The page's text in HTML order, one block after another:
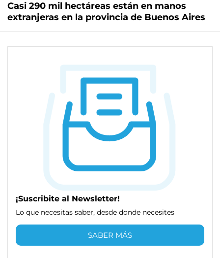
Casi 290 mil hectáreas están en manos
extranjeras en la provincia de Buenos Aires
¡Suscribite al Newsletter!
Lo que necesitas saber, desde donde necesites
SABER MÁS